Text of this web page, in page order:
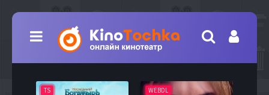
TS WEBDL